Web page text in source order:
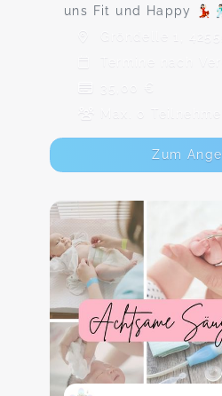
uns Fit und Happy
Gröndelle 1,
Termine nach
35,00 €
Max. 0
Zum